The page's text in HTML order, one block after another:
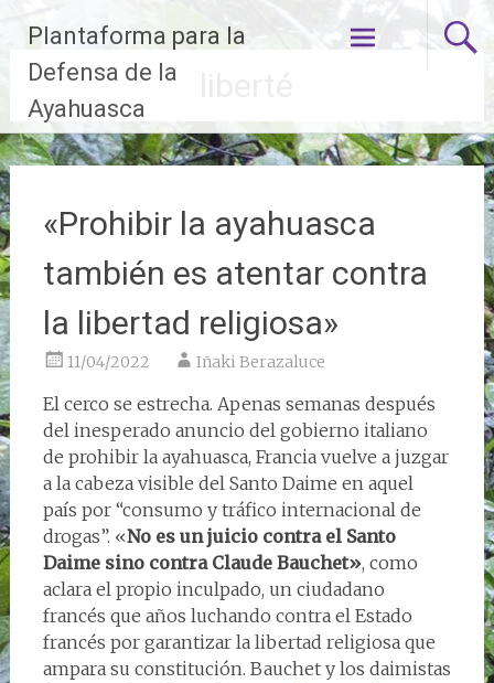
contenido
Plantaforma para la
Defensa de la
Ayahuasca
«Prohibir la ayahuasca
también es atentar contra
la libertad religiosa»
11/04/2022 Iñaki Berazaluce
El cerco se estrecha. Apenas semanas después
del inesperado anuncio del gobierno italiano
de prohibir la ayahuasca, Francia vuelve a juzgar
a la cabeza visible del Santo Daime en aquel
país por “consumo y tráfico internacional de
drogas”. «No es un juicio contra el Santo
Daime sino contra Claude Bauchet», como
aclara el propio inculpado, un ciudadano
francés que años luchando contra el Estado
francés por garantizar la libertad religiosa que
ampara su constitución. Bauchet y los daimistas